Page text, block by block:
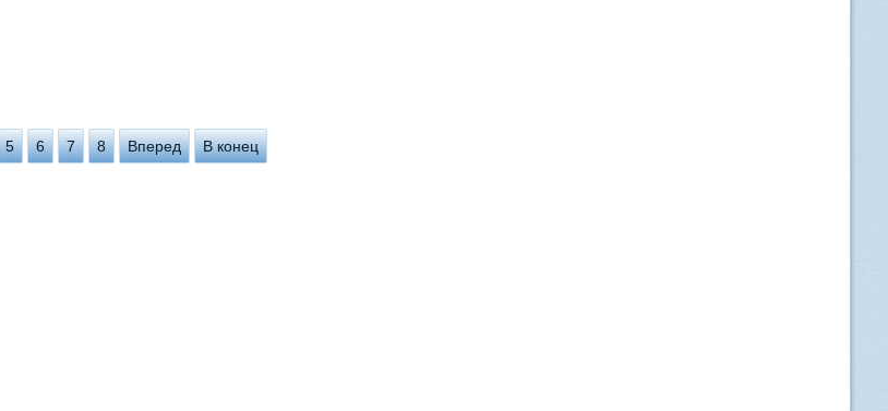
5 6 7 8 Вперед
В конец